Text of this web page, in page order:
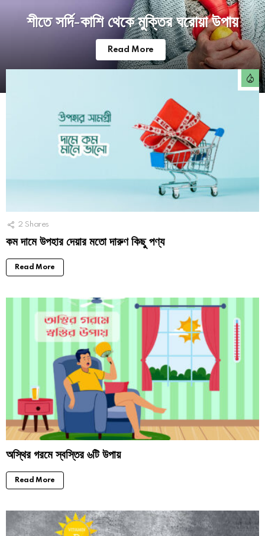
শীতে সর্দি-কাশি থেকে মুক্তির ঘরোয়া উপায়
Read More
2 Shares
কম দামে উপহার দেয়ার মতো দারুণ কিছু পণ্য
Read More
অস্থির গরমে স্বস্তির ৬টি উপায়
Read More